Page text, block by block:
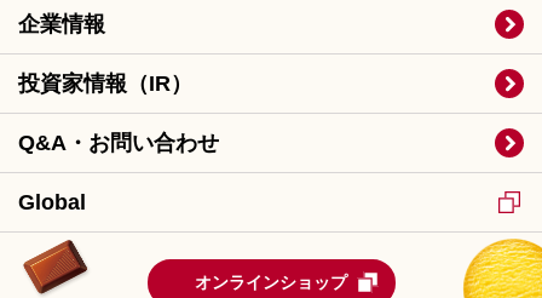
企業情報
投資家情報（IR）
Q&A・お問い合わせ
Global
オンラインショップ